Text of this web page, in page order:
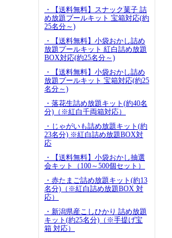
・【送料無料】スナック菓子 詰
め放題プールキット 宝箱対応(約
25名分～)
・【送料無料】小袋おかし詰め
放題プールキット 紅白詰め放題
BOX対応(約25名分～)
・【送料無料】小袋おかし詰め
放題プールキット 宝箱対応(約25
名分～)
・落花生詰め放題キット(約40名
分)（※紅白千両箱対応）
・じゃがいも詰め放題キット(約
23名分) ※紅白詰め放題BOX対
応
・【送料無料】小袋おかし抽選
会キット（100～500個セット）
・赤たまご詰め放題キット(約13
名分)（※紅白詰め放題BOX 対
応）
・新潟県産こしひかり 詰め放題
キット(約25名分)（※手提げ宝
箱 対応）